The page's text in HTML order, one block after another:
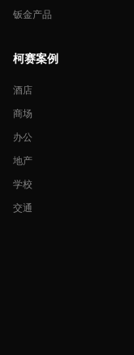
钣金产品
柯赛案例
酒店
商场
办公
地产
学校
交通